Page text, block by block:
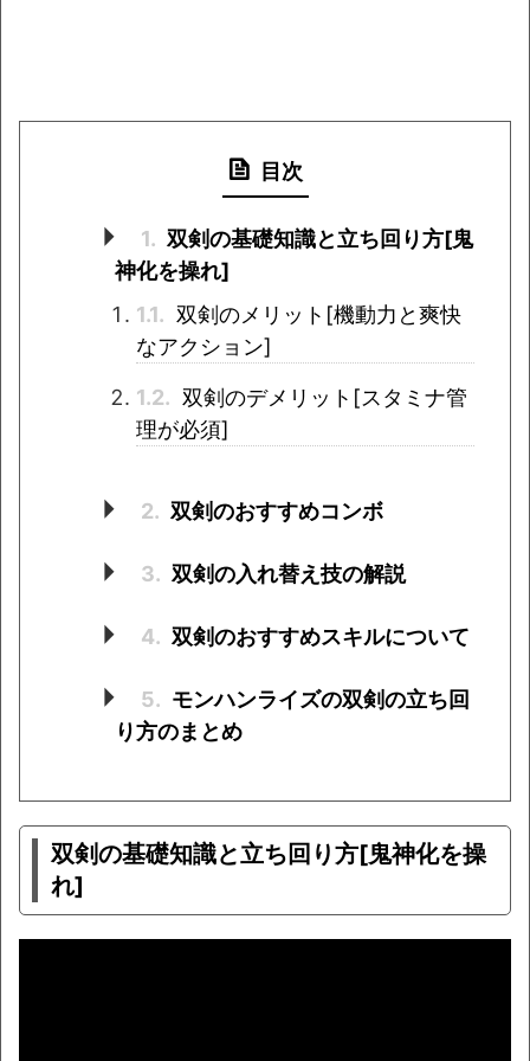
目次
1. 双剣の基礎知識と立ち回り方[鬼
神化を操れ]
1.1. 双剣のメリット[機動力と爽快
なアクション]
1.2. 双剣のデメリット[スタミナ管
理が必須]
2. 双剣のおすすめコンボ
3. 双剣の入れ替え技の解説
4. 双剣のおすすめスキルについて
5. モンハンライズの双剣の立ち回
り方のまとめ
双剣の基礎知識と立ち回り方[鬼神化を操
れ]